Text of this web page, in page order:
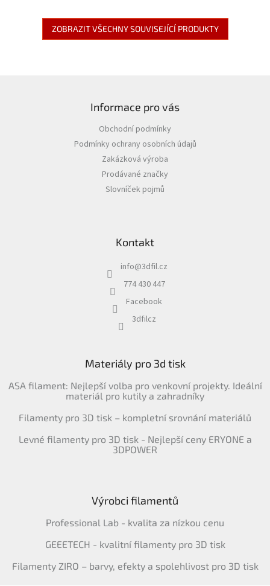
ZOBRAZIT VŠECHNY SOUVISEJÍCÍ PRODUKTY
Informace pro vás
Obchodní podmínky
Podmínky ochrany osobních údajů
Zakázková výroba
Prodávané značky
Slovníček pojmů
Kontakt
info@3dfil.cz
774 430 447
Facebook
3dfilcz
Materiály pro 3d tisk
ASA filament: Nejlepší volba pro venkovní projekty. Ideální
materiál pro kutily a zahradníky
Filamenty pro 3D tisk – kompletní srovnání materiálů
Levné filamenty pro 3D tisk - Nejlepší ceny ERYONE a
3DPOWER
Výrobci filamentů
Professional Lab - kvalita za nízkou cenu
GEEETECH - kvalitní filamenty pro 3D tisk
Filamenty ZIRO – barvy, efekty a spolehlivost pro 3D tisk